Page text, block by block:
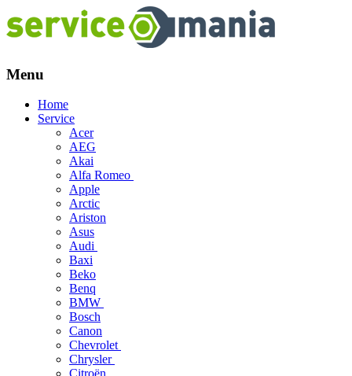
Menu
Skip
Home
Service
Acer
AEG
Akai
Alfa Romeo
Apple
Arctic
Ariston
Asus
Audi
Baxi
Beko
Benq
BMW
Bosch
Canon
Chevrolet
Chrysler